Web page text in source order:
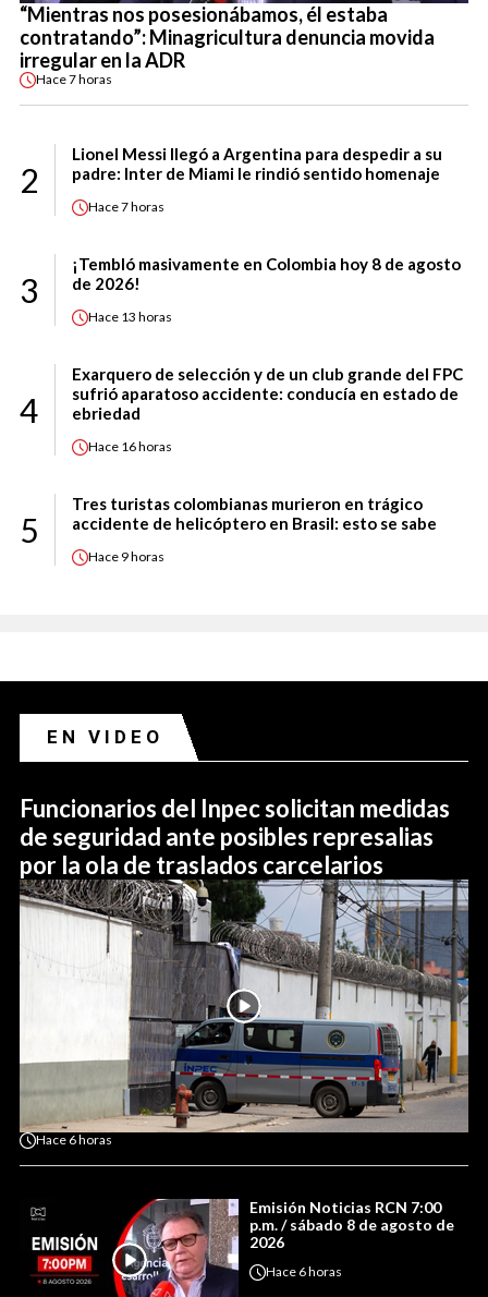
“Mientras nos posesionábamos, él estaba
contratando”: Minagricultura denuncia movida
irregular en la ADR
Hace7 horas
2
Lionel Messi llegó a Argentina para despedir a su
padre: Inter de Miami le rindió sentido homenaje
Hace7 horas
3
¡Tembló masivamente en Colombia hoy 8 de agosto
de 2026!
Hace 13 horas
4
Exarquero de selección y de un club grande del FPC
sufrió aparatoso accidente: conducía en estado de
ebriedad
Hace 16 horas
5
Tres turistas colombianas murieron en trágico
accidente de helicóptero en Brasil: esto se sabe
Hace 9 horas
EN VIDEO
Funcionarios del Inpec solicitan medidas
de seguridad ante posibles represalias
por la ola de traslados carcelarios
Hace 6 horas
Emisión Noticias RCN 7:00
p.m. / sábado 8 de agosto de
2026
Hace 6 horas